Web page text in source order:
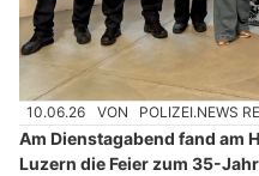
10.06.26 VON POLIZEI.NEWS
Am Dienstagabend fand am
Luzern die Feier zum 35-